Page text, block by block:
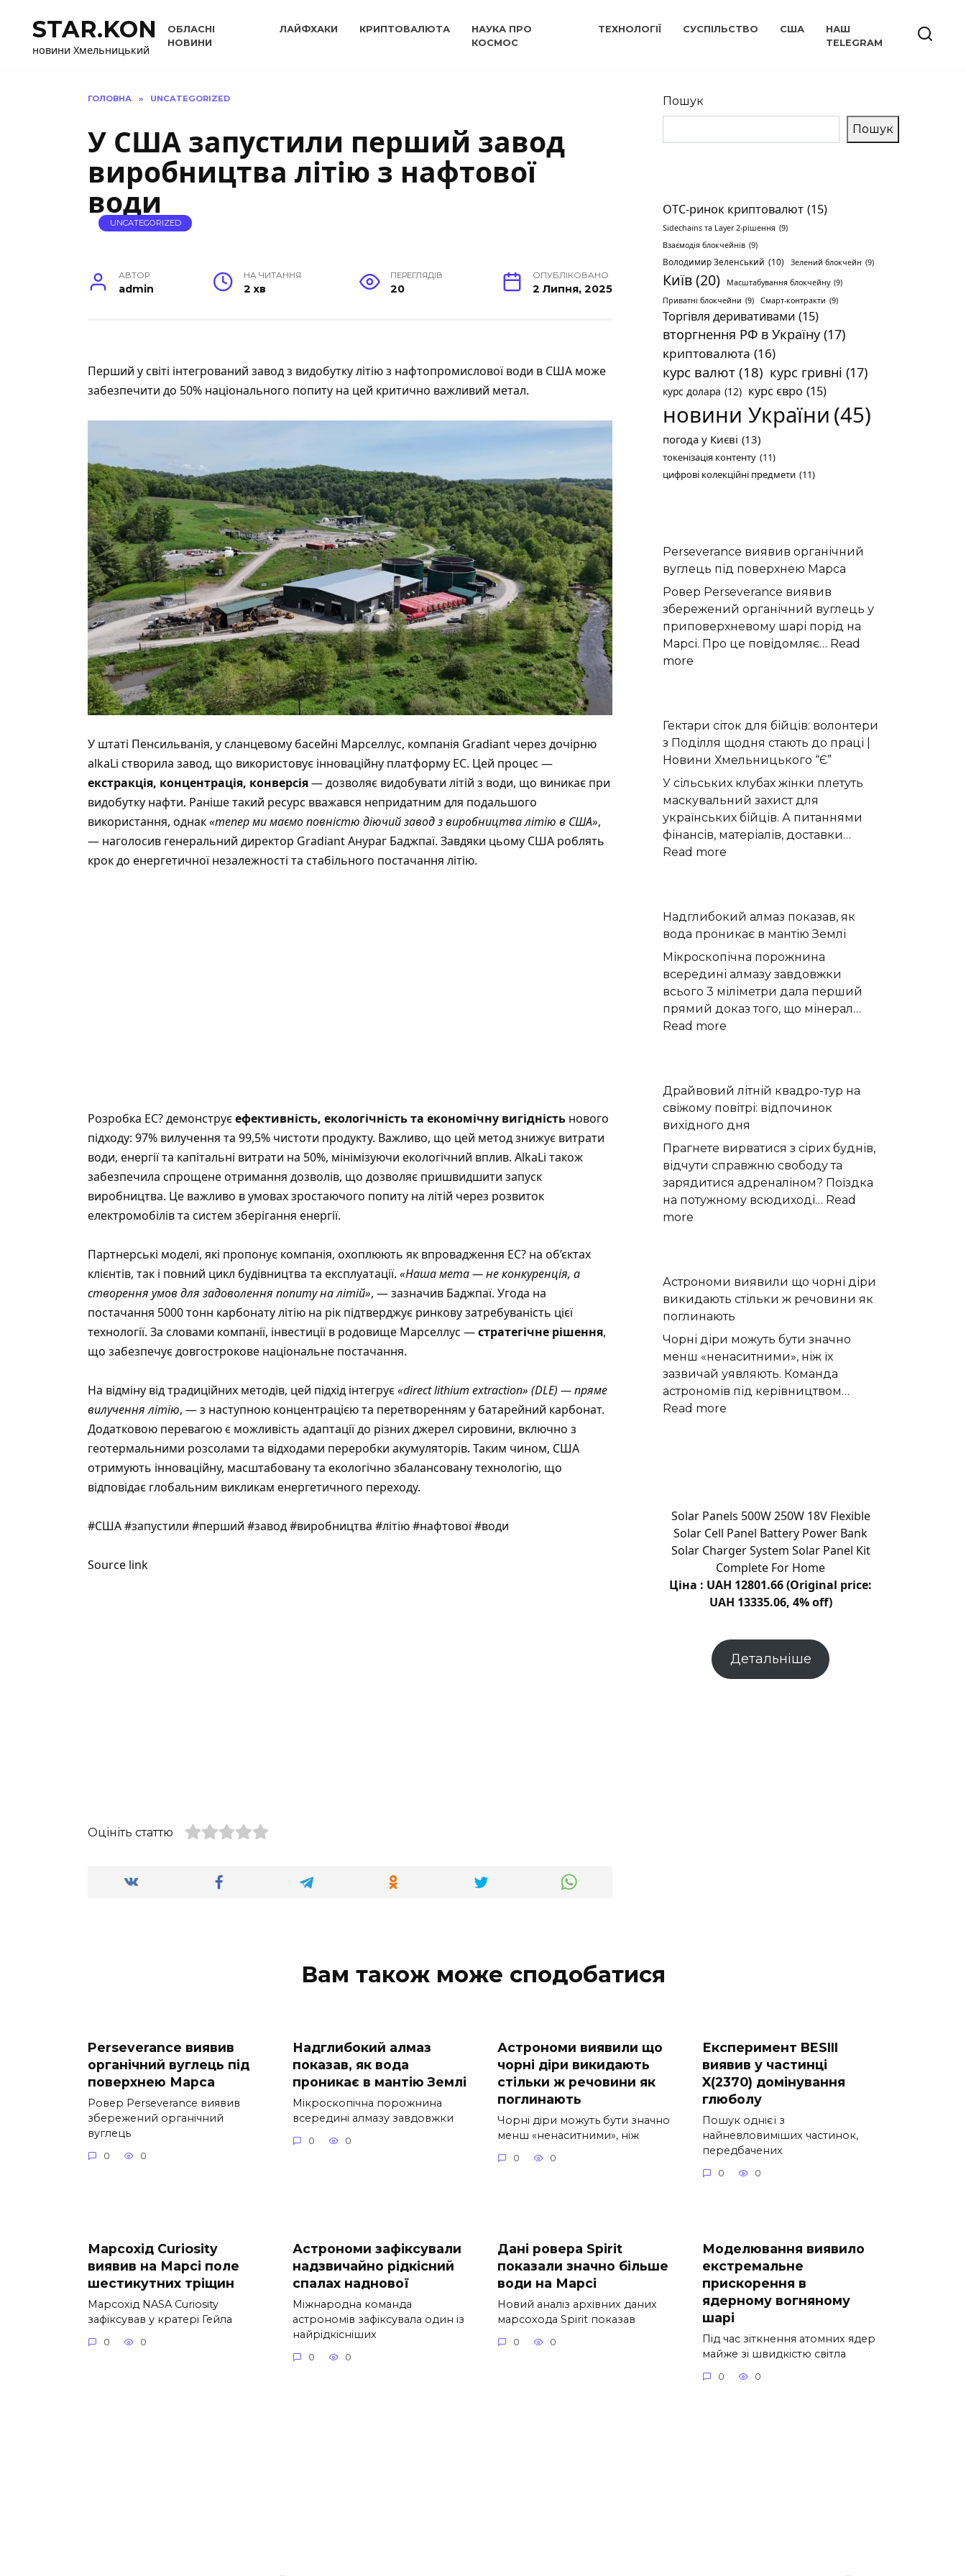
вмістуSTAR.KON
новини Хмельницький
ОБЛАСНІ
НОВИНИ
ЛАЙФХАКИ КРИПТОВАЛЮТА
НАУКА ПРО
КОСМОС
ТЕХНОЛОГІЇ СУСПІЛЬСТВО США
НАШ
TELEGRAM
ГОЛОВНА » UNCATEGORIZED
У США запустили перший завод
виробництва літію з нафтової
води
UNCATEGORIZED
АВТОР
admin
НА ЧИТАННЯ
2 хв
ПЕРЕГЛЯДІВ
20
ОПУБЛІКОВАНО
2 Липня, 2025
Перший у світі інтегрований завод з видобутку літію з нафтопромислової води в США може
забезпечити до 50% національного попиту на цей критично важливий метал.
У штаті Пенсильванія, у сланцевому басейні Марселлус, компанія Gradiant через дочірню
alkaLi створила завод, що використовує інноваційну платформу EC. Цей процес —
екстракція, концентрація, конверсія— дозволяє видобувати літій з води, що виникає при
видобутку нафти. Раніше такий ресурс вважався непридатним для подальшого
використання, однак«тепер ми маємо повністю діючий завод з виробництва літію в США»,
— наголосив генеральний директор Gradiant Анураг Баджпаї. Завдяки цьому США роблять
крок до енергетичної незалежності та стабільного постачання літію.
Розробка EC? демонструєефективність, екологічність та економічну вигідність нового
підходу: 97% вилучення та 99,5% чистоти продукту. Важливо, що цей метод знижує витрати
води, енергії та капітальні витрати на 50%, мінімізуючи екологічний вплив. AlkaLi також
забезпечила спрощене отримання дозволів, що дозволяє пришвидшити запуск
виробництва. Це важливо в умовах зростаючого попиту на літій через розвиток
електромобілів та систем зберігання енергії.
Партнерські моделі, які пропонує компанія, охоплюють як впровадження EC? на об’єктах
клієнтів, так і повний цикл будівництва та експлуатації. «Наша мета — не конкуренція, а
створення умов для задоволення попиту на літій», — зазначив Баджпаї. Угода на
постачання 5000 тонн карбонату літію на рік підтверджує ринкову затребуваність цієї
технології. За словами компанії, інвестиції в родовище Марселлус —стратегічне рішення,
що забезпечує довгострокове національне постачання.
На відміну від традиційних методів, цей підхід інтегрує«direct lithium extraction» (DLE) — пряме
вилучення літію, — з наступною концентрацією та перетворенням у батарейний карбонат.
Додатковою перевагою є можливість адаптації до різних джерел сировини, включно з
геотермальними розсолами та відходами переробки акумуляторів. Таким чином, США
отримують інноваційну, масштабовану та екологічно збалансовану технологію, що
відповідає глобальним викликам енергетичного переходу.
#США #запустили #перший #завод #виробництва #літію #нафтової #води
Source link
Оцініть статтю
Пошук
Пошук
OTC-ринок криптовалют (15)
Sidechains та Layer 2-рішення (9)
Взаємодія блокчейнів (9)
Володимир Зеленський (10) Зелений блокчейн (9)
Київ(20) Масштабування блокчейну (9)
Приватні блокчейни (9) Смарт-контракти (9)
Торгівля деривативами (15)
вторгнення РФ в Україну (17)
криптовалюта (16)
курс валют (18) курс гривні (17)
курс долара (12) курс євро (15)
новини України (45)
погода у Києві (13)
токенізація контенту (11)
цифрові колекційні предмети (11)
Perseverance виявив органічний
вуглець під поверхнею Марса
Ровер Perseverance виявив
збережений органічний вуглець у
приповерхневому шарі порід на
Марсі. Про це повідомляє… Read
more
вуглець
під
поверхнею
Марса
Гектари сіток для бійців: волонтери
з Поділля щодня стають до праці |
Новини Хмельницького “Є”
У сільських клубах жінки плетуть
маскувальний захист для
українських бійців. А питаннями
фінансів, матеріалів, доставки…
Read more
бійців:
волонтери
з
Поділля
щодня
стають
Хмельницького
“Є”
Надглибокий алмаз показав, як
вода проникає в мантію Землі
Мікроскопічна порожнина
всередині алмазу завдовжки
всього 3 міліметри дала перший
прямий доказ того, що мінерал…
Read more
як
вода
проникає
в
мантію
Землі
Драйвовий літній квадро-тур на
свіжому повітрі: відпочинок
вихідного дня
Прагнете вирватися з сірих буднів,
відчути справжню свободу та
зарядитися адреналіном? Поїздка
на потужному всюдиході… Read
more
тур
на
свіжому
повітрі:
відпочинок
вихідного
дня
Астрономи виявили що чорні діри
викидають стільки ж речовини як
поглинають
Чорні діри можуть бути значно
менш «ненаситними», ніж їх
зазвичай уявляють. Команда
астрономів під керівництвом…
Read more
викидають
стільки
ж
речовини
як
поглинають
Solar Panels 500W 250W 18V Flexible
Solar Cell Panel Battery Power Bank
Solar Charger System Solar Panel Kit
Complete For Home
Ціна : UAH 12801.66 (Original price:
UAH 13335.06, 4% off)
Детальніше
Вам також може сподобатися
Perseverance виявив
органічний вуглець під
поверхнею Марса
Ровер Perseverance виявив
збережений органічний
вуглець
0 0
Надглибокий алмаз
показав, як вода
проникає в мантію Землі
Мікроскопічна порожнина
всередині алмазу завдовжки
0 0
Астрономи виявили що
чорні діри викидають
стільки ж речовини як
поглинають
Чорні діри можуть бути значно
менш «ненаситними», ніж
0 0
Експеримент BESIII
виявив у частинці
X(2370) домінування
глюболу
Пошук однієї з
найневловиміших частинок,
передбачених
0 0
Марсохід Curiosity
виявив на Марсі поле
шестикутних тріщин
Марсохід NASA Curiosity
зафіксував у кратері Гейла
0 0
Астрономи зафіксували
надзвичайно рідкісний
спалах наднової
Міжнародна команда
астрономів зафіксувала один із
найрідкісніших
0 0
Дані ровера Spirit
показали значно більше
води на Марсі
Новий аналіз архівних даних
марсохода Spirit показав
0 0
Моделювання виявило
екстремальне
прискорення в
ядерному вогняному
шарі
Під час зіткнення атомних ядер
майже зі швидкістю світла
0 0